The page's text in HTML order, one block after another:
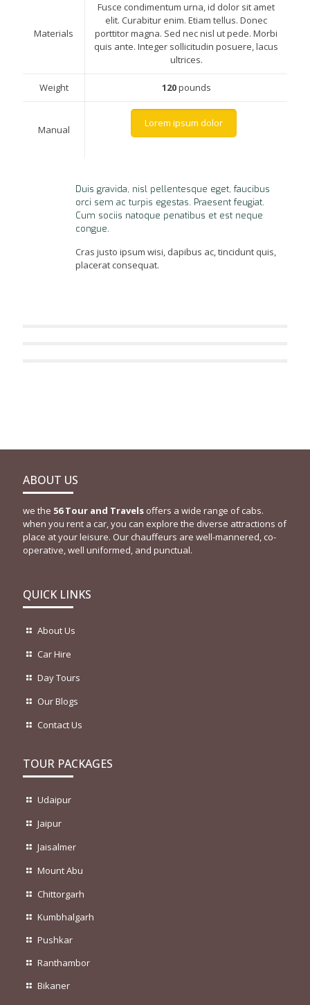
Materials
Fusce condimentum urna, id dolor sit amet
elit. Curabitur enim. Etiam tellus. Donec
porttitor magna. Sed nec nisl ut pede. Morbi
quis ante. Integer sollicitudin posuere, lacus
ultrices.
Weight 120pounds
Manual
Lorem ipsum dolor
Duis gravida, nisl pellentesque eget, faucibus
orci sem ac turpis egestas. Praesent feugiat.
Cum sociis natoque penatibus et est neque
congue.
Cras justo ipsum wisi, dapibus ac, tincidunt quis,
placerat consequat.
ABOUT US
we the 56 Tour and Travels offers a wide range of cabs.
when you rent a car, you can explore the diverse attractions of
place at your leisure. Our chauffeurs are well-mannered, co-
operative, well uniformed, and punctual.
QUICK LINKS
About Us
Car Hire
Day Tours
Our Blogs
Contact Us
TOUR PACKAGES
Udaipur
Jaipur
Jaisalmer
Mount Abu
Chittorgarh
Kumbhalgarh
Pushkar
Ranthambor
Bikaner